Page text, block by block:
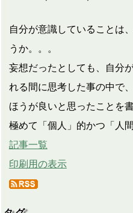
自分が意識していることは
うか。。。
妄想だったとしても、自分
れる間に思考した事の中で
ほうが良いと思ったことを
極めて「個人」的かつ「人
記事一覧
印刷用の表示